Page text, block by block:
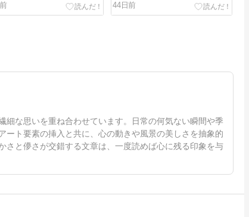
44日前
な思いを重ね合わせています。日常の何気ない瞬間や季
ト要素の挿入と共に、心の動きや風景の美しさを抽象的
さと儚さが交錯する文章は、一度読めば心に残る印象を与